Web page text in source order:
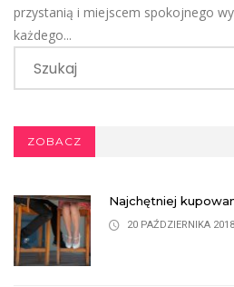
przystanią i miejscem spokojnego
każdego...
ZOBACZ
Najchętniej
20 PAŹDZIERNIKA 2018